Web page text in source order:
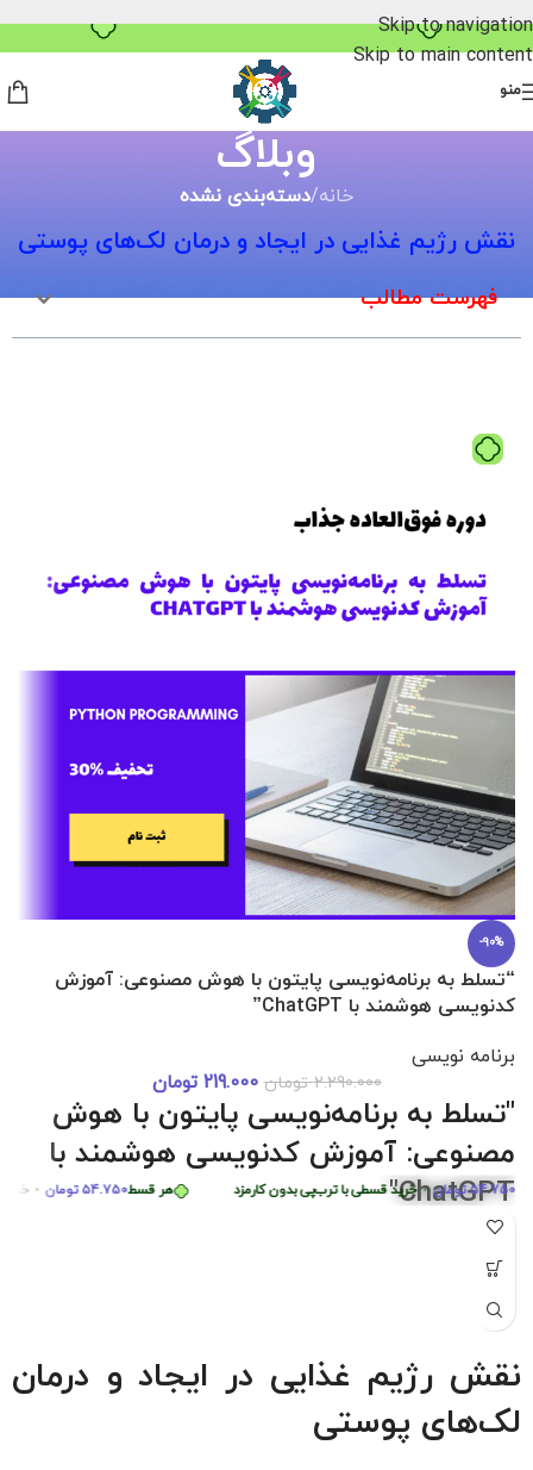
Skip to navigation
Skip to main content
منو
وبلاگ
خانه/دسته‌بندی نشده
نقش رژیم غذایی در ایجاد و درمان لک‌های پوستی
فهرست مطالب
هر قسط 54.750تومان • خرید تومان • خرید قسطی با ترب‌پی بدون کارمزد
-90%
“تسلط به برنامه‌نویسی پایتون با هوش مصنوعی: آموزش
کدنویسی هوشمند با ChatGPT”
برنامه نویسی
2.290.000 تومان 219.000 تومان
"تسلط به برنامه‌نویسی پایتون با هوش
مصنوعی: آموزش کدنویسی هوشمند با
ChatGPT"
"با شرکت در این دوره جامع و کاربردی، به راحتی مهارت‌های
برنامه‌نویسی پایتون را از سطح مبتدی تا پیشرفته با کمک هوش
آموزشی، شما را قادر می‌سازد تا به سرعت الگوریتم‌های پیچیده را
سطوح با زیرنویس فارسی حرفه‌ای و امکان دانلود و تماشای آنلاین."
ویژگی‌های کلیدی:
تومان • خرید قسطی با ترب‌پی بدون کارمزد
هر قسط449.975تومان • خرید قسطی با ترب‌پی بدون کارمزد
نقش رژیم غذایی در ایجاد و درمان
لک‌های پوستی